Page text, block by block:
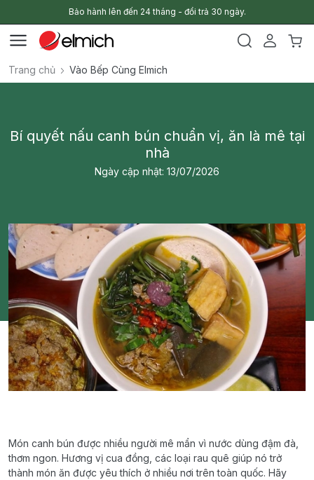
Bảo hành lên đến 24 tháng - đổi trả 30 ngày.
Trang chủ Vào Bếp Cùng Elmich
Bí quyết nấu canh bún chuẩn vị, ăn là mê tại
nhà
Ngày cập nhật: 13/07/2026
Món canh bún được nhiều người mê mẩn vì nước dùng đậm đà,
thơm ngon. Hương vị cua đồng, các loại rau quê giúp nó trở
thành món ăn được yêu thích ở nhiều nơi trên toàn quốc. Hãy